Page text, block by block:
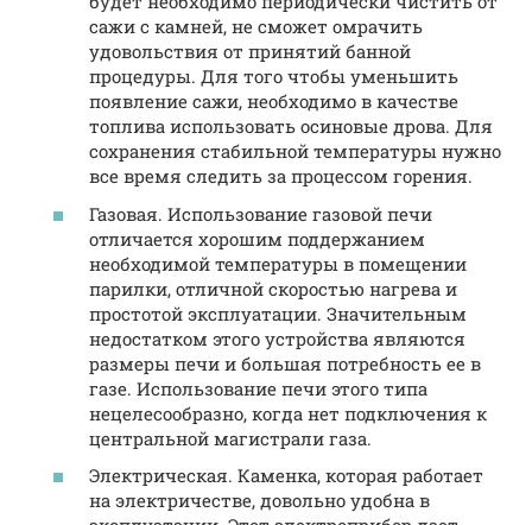
сажи с камней, не сможет омрачить
удовольствия от принятий банной
процедуры. Для того чтобы уменьшить
появление сажи, необходимо в качестве
топлива использовать осиновые дрова. Для
сохранения стабильной температуры нужно
все время следить за процессом горения.
Газовая. Использование газовой печи
отличается хорошим поддержанием
необходимой температуры в помещении
парилки, отличной скоростью нагрева и
простотой эксплуатации. Значительным
недостатком этого устройства являются
размеры печи и большая потребность ее в
газе. Использование печи этого типа
нецелесообразно, когда нет подключения к
центральной магистрали газа.
Электрическая. Каменка, которая работает
на электричестве, довольно удобна в